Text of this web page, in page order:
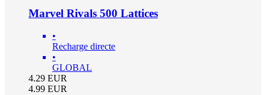
Marvel Rivals 500 Lattices
•
Recharge directe
•
GLOBAL
4.29 EUR
4.99 EUR